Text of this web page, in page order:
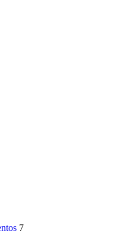
7